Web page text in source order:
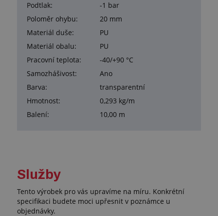
Podtlak:
-1 bar
Poloměr ohybu:
20 mm
Materiál duše:
PU
Materiál obalu:
PU
Pracovní teplota:
-40/+90 °C
Samozhášivost:
Ano
Barva:
transparentní
Hmotnost:
0,293 kg/m
Balení:
10,00 m
Služby
Tento výrobek pro vás upravíme na míru. Konkrétní
specifikaci budete moci upřesnit v poznámce u
objednávky.